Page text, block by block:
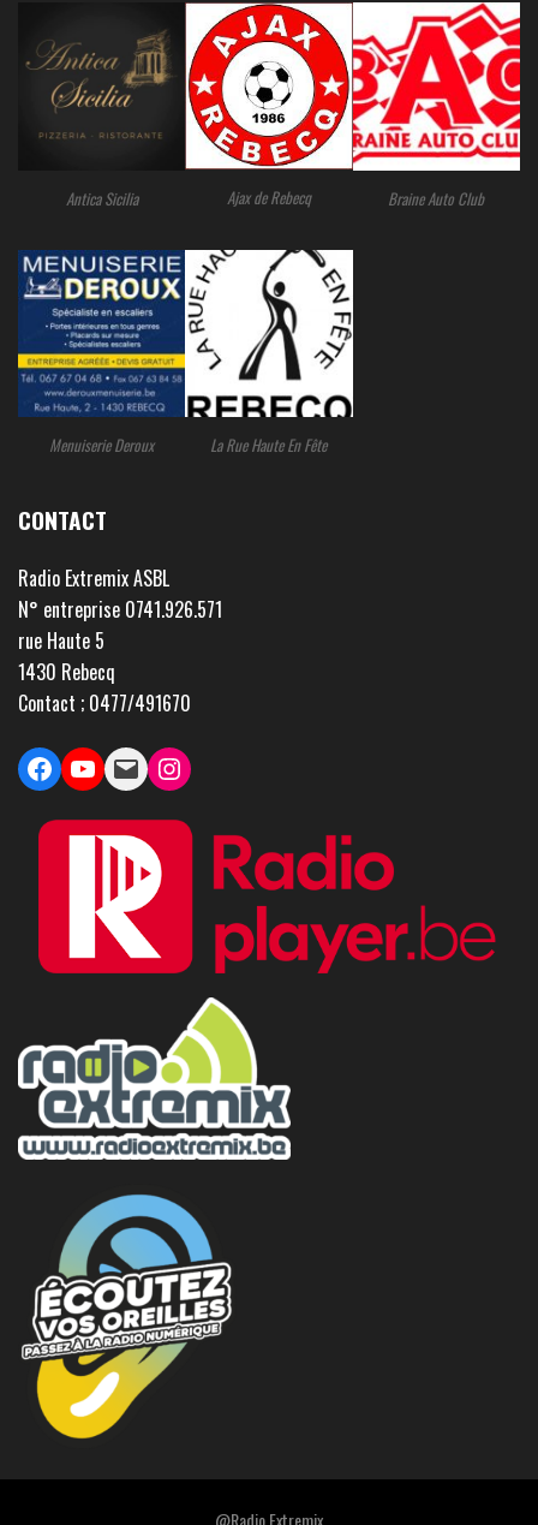
Antica Sicilia Ajax de Rebecq Braine Auto Club
Menuiserie Deroux La Rue Haute En Fête
CONTACT
Radio Extremix ASBL
N° entreprise 0741.926.571
rue Haute 5
1430 Rebecq
Contact ; 0477/491670
Facebook
YouTube
MailInstagram
@Radio Extremix